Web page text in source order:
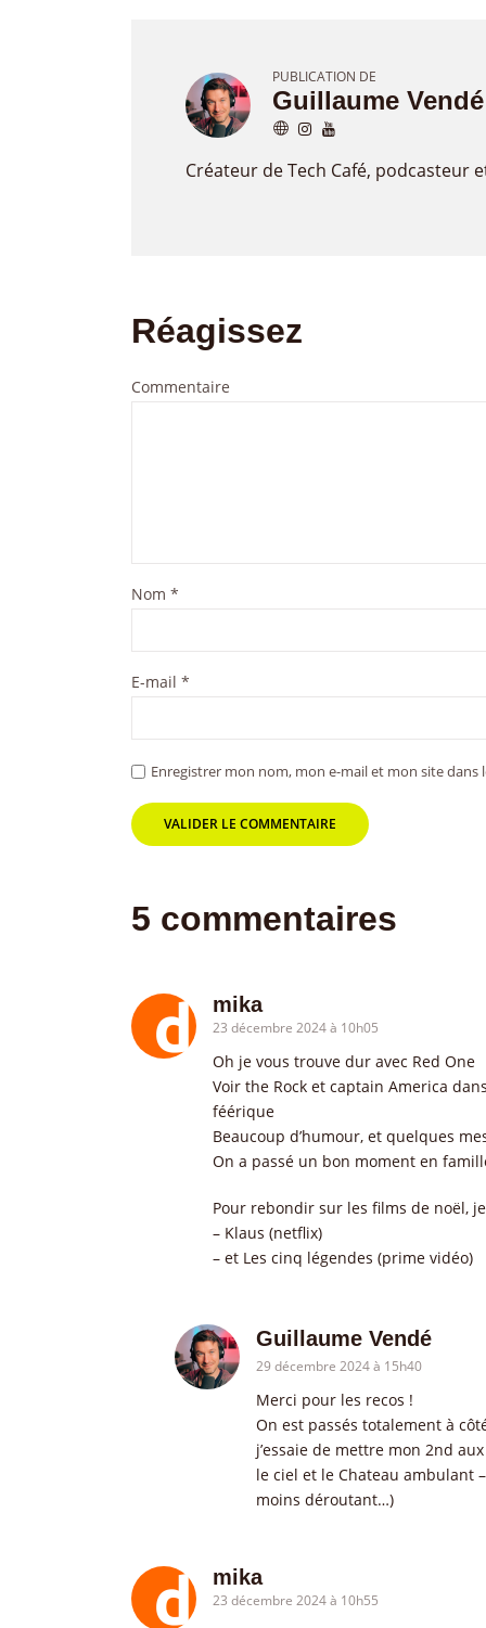
PUBLICATION DE
Guillaume Vendé
Créateur de Tech Café, podcasteur
Réagissez
Commentaire
Nom *
E-mail *
Enregistrer mon nom, mon e-mail et mon site
5 commentaires
mika
23 décembre 2024 à 10h05
Oh je vous trouve dur avec Red One
Voir the Rock et captain America
féérique
Beaucoup d’humour, et quelques
On a passé un bon moment en
Pour rebondir sur les films de noël,
– Klaus (netflix)
– et Les cinq légendes (prime vidéo)
Guillaume Vendé
29 décembre 2024 à 15h40
Merci pour les recos !
On est passés totalement à
j’essaie de mettre mon 2nd
le ciel et le Chateau ambulant
moins déroutant…)
mika
23 décembre 2024 à 10h55